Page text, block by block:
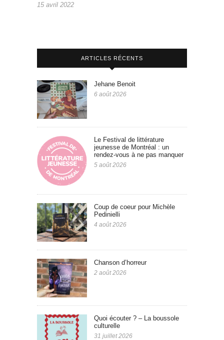
15 avril 2022
ARTICLES RÉCENTS
Jehane Benoit
6 août 2026
Le Festival de littérature
jeunesse de Montréal : un
rendez-vous à ne pas manquer
5 août 2026
Coup de coeur pour Michèle
Pedinielli
4 août 2026
Chanson d’horreur
2 août 2026
Quoi écouter ? – La boussole
culturelle
31 juillet 2026